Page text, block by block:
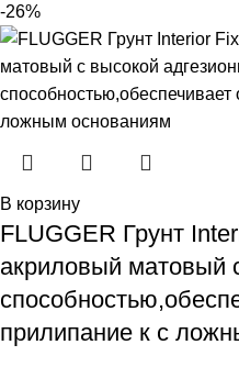
-26%
В корзину
FLUGGER Грунт
акриловый матовый
прилипание к с